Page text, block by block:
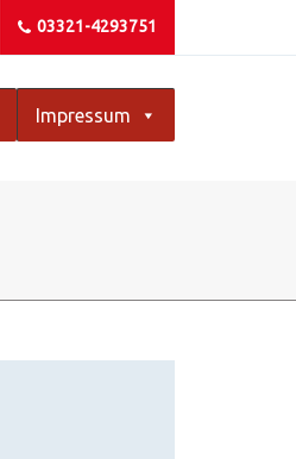
03321-4293751
Impressum